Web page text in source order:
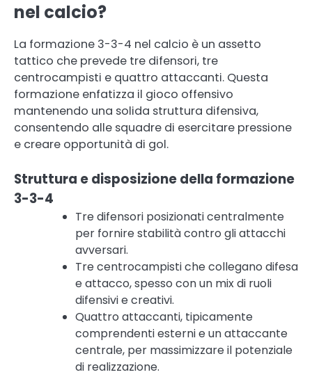
nel calcio?
La formazione 3-3-4 nel calcio è un assetto
tattico che prevede tre difensori, tre
centrocampisti e quattro attaccanti. Questa
formazione enfatizza il gioco offensivo
mantenendo una solida struttura difensiva,
consentendo alle squadre di esercitare pressione
e creare opportunità di gol.
Struttura e disposizione della formazione
3-3-4
Tre difensori posizionati centralmente
per fornire stabilità contro gli attacchi
avversari.
Tre centrocampisti che collegano difesa
e attacco, spesso con un mix di ruoli
difensivi e creativi.
Quattro attaccanti, tipicamente
comprendenti esterni e un attaccante
centrale, per massimizzare il potenziale
di realizzazione.